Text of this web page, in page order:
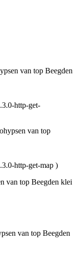
van top Beegden
http-get-
van top
http-get-map )
van top Beegden klei
van top Beegden